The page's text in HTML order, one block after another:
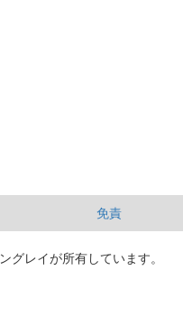
免責
グレイが所有しています。